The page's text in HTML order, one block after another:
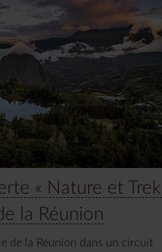
« Nature et Trek
la Réunion
de la Réunion dans un circuit